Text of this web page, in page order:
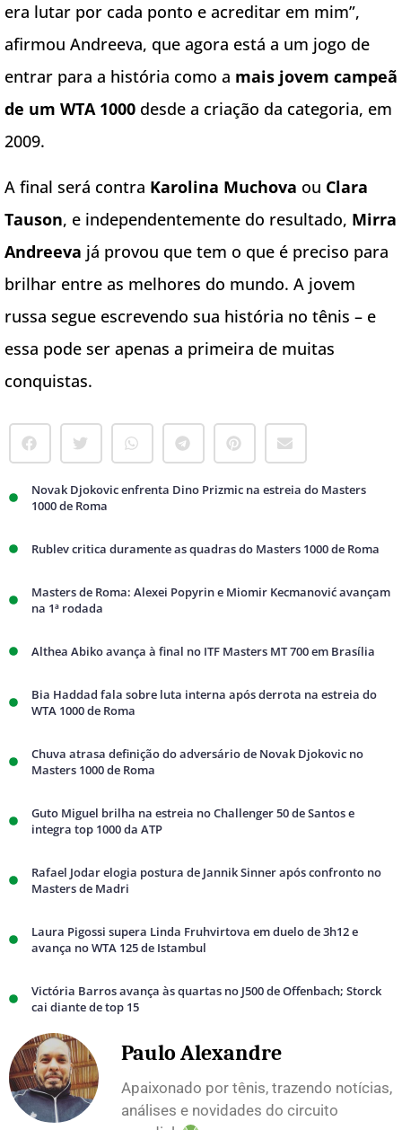
era lutar por cada ponto e acreditar em mim”,
afirmou Andreeva, que agora está a um jogo de
entrar para a história como a mais jovem campeã
de um WTA 1000 desde a criação da categoria, em
2009.
A final será contra Karolina Muchova ou Clara
Tauson, e independentemente do resultado, Mirra
Andreeva já provou que tem o que é preciso para
brilhar entre as melhores do mundo. A jovem
russa segue escrevendo sua história no tênis – e
essa pode ser apenas a primeira de muitas
conquistas.
Novak Djokovic enfrenta Dino Prizmic na estreia do Masters
1000 de Roma
Rublev critica duramente as quadras do Masters 1000 de Roma
Masters de Roma: Alexei Popyrin e Miomir Kecmanović avançam
na 1ª rodada
Althea Abiko avança à final no ITF Masters MT 700 em Brasília
Bia Haddad fala sobre luta interna após derrota na estreia do
WTA 1000 de Roma
Chuva atrasa definição do adversário de Novak Djokovic no
Masters 1000 de Roma
Guto Miguel brilha na estreia no Challenger 50 de Santos e
integra top 1000 da ATP
Rafael Jodar elogia postura de Jannik Sinner após confronto no
Masters de Madri
Laura Pigossi supera Linda Fruhvirtova em duelo de 3h12 e
avança no WTA 125 de Istambul
Victória Barros avança às quartas no J500 de Offenbach; Storck
cai diante de top 15
Paulo Alexandre
Apaixonado por tênis, trazendo notícias,
análises e novidades do circuito